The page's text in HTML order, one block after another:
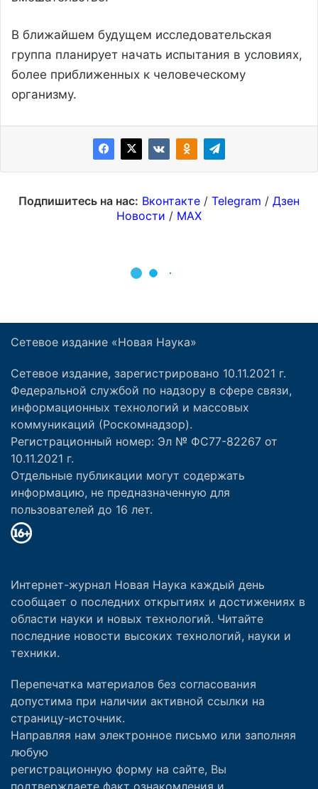
Сетевое издание «Новая Наука»
Сетевое издание, зарегистрировано 10.11.2021 г.
Федеральной службой по надзору в сфере связи,
информационных технологий и массовых
коммуникаций (Роскомнадзор).
Регистрационный номер: Эл № ФС77-82267 от
10.11.2021 г.
Отдельные публикации могут содержать
информацию, не предназначенную для
пользователей до 16 лет.
Интернет-журнал Новая Наука каждый день
сообщает о последних открытиях и достижениях в
области науки и новых технологий. Читайте
последние новости высоких технологий, науки и
техники.
Перепечатка материалов без согласования
допустима при наличии активной ссылки на
страницу-источник.
Направляя нам электронное письмо или заполняя
любую
регистрационную форму на сайте, Вы
подтверждаете факт ознакомления и